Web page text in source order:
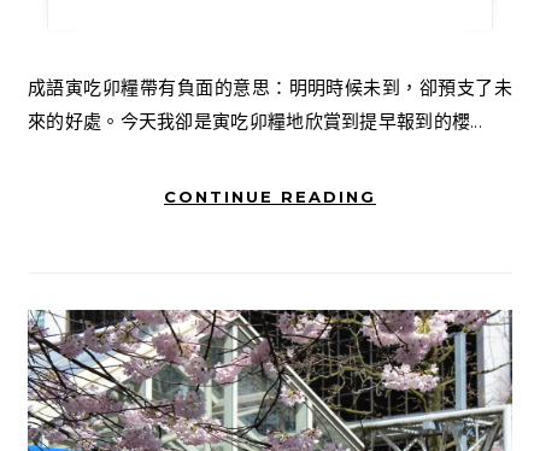
成語寅吃卯糧帶有負面的意思：明明時候未到，卻預支了未
來的好處。今天我卻是寅吃卯糧地欣賞到提早報到的櫻...
CONTINUE READING